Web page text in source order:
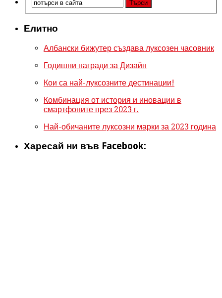
Елитно
Албански бижутер създава луксозен часовник
Годишни награди за Дизайн
Кои са най-луксозните дестинации!
Комбинация от история и иновации в
смартфоните през 2023 г.
Най-обичаните луксозни марки за 2023 година
Харесай ни във Facebook: